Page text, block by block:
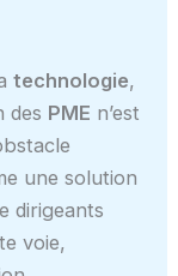
technologie,
des PME n’est
une solution
dirigeants
voie,